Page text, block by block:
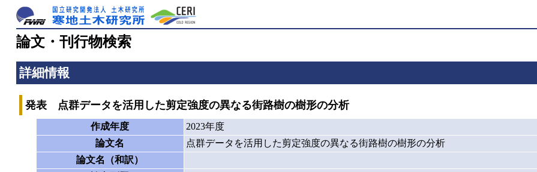
論文・刊行物検索
詳細情報
発表 点群データを活用した剪定強度の異なる街路樹の樹形の分析
作成年度
2023年度
論文名
点群データを活用した剪定強度の異なる街路樹の樹形の分析
論文名（和訳）